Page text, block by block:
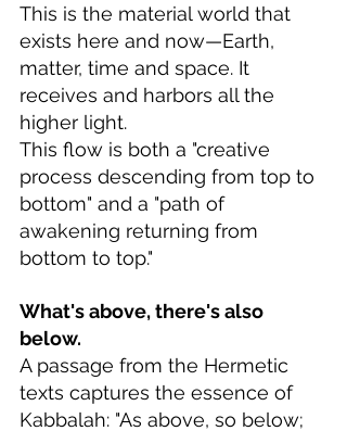
This is the material world that
exists here and now—Earth,
matter, time and space. It
receives and harbors all the
higher light.
This flow is both a "creative
process descending from top to
bottom" and a "path of
awakening returning from
bottom to top."
What's above, there's also
below.
A passage from the Hermetic
texts captures the essence of
Kabbalah: "As above, so below;